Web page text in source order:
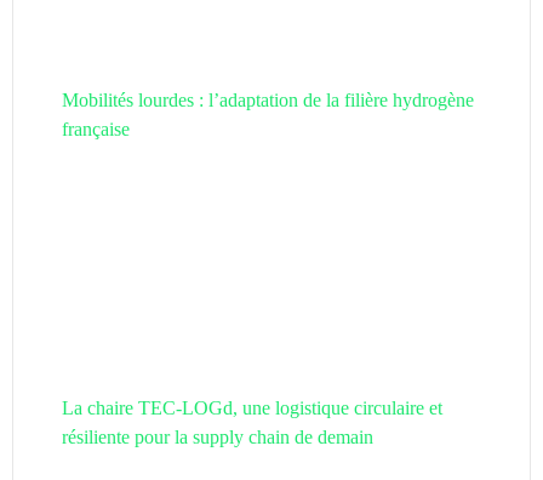
Mobilités lourdes : l’adaptation de la filière hydrogène
française
La chaire TEC-LOGd, une logistique circulaire et
résiliente pour la supply chain de demain